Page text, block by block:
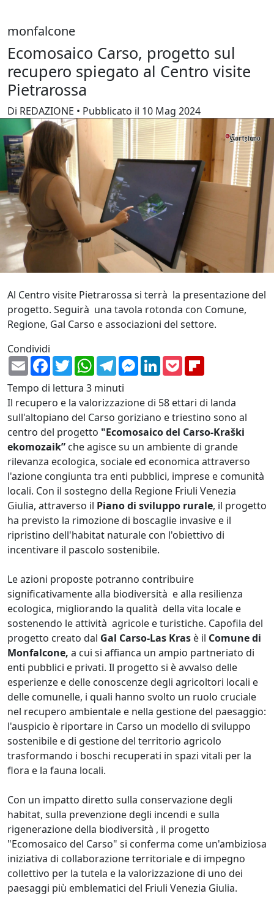
monfalcone
Ecomosaico Carso, progetto sul
recupero spiegato al Centro visite
Pietrarossa
Di REDAZIONE • Pubblicato il 10 Mag 2024
Al Centro visite Pietrarossa si terrà la presentazione del
progetto. Seguirà una tavola rotonda con Comune,
Regione, Gal Carso e associazioni del settore.
Condividi
EmailFacebook
TwitterWhatsApp
TelegramMessenger
LinkedIn
Pocket
Tempo di lettura 3 minuti
Il recupero e la valorizzazione di 58 ettari di landa
sull'altopiano del Carso goriziano e triestino sono al
centro del progetto "Ecomosaico del Carso-Kraški
ekomozaik” che agisce su un ambiente di grande
rilevanza ecologica, sociale ed economica attraverso
l'azione congiunta tra enti pubblici, imprese e comunità
locali. Con il sostegno della Regione Friuli Venezia
Giulia, attraverso il Piano di sviluppo rurale, il progetto
ha previsto la rimozione di boscaglie invasive e il
ripristino dell'habitat naturale con l'obiettivo di
incentivare il pascolo sostenibile.
Le azioni proposte potranno contribuire
significativamente alla biodiversità e alla resilienza
ecologica, migliorando la qualità della vita locale e
sostenendo le attività agricole e turistiche. Capofila del
progetto creato dal Gal Carso-Las Kras è il Comune di
Monfalcone, a cui si affianca un ampio partneriato di
enti pubblici e privati. Il progetto si è avvalso delle
esperienze e delle conoscenze degli agricoltori locali e
delle comunelle, i quali hanno svolto un ruolo cruciale
nel recupero ambientale e nella gestione del paesaggio:
l'auspicio è riportare in Carso un modello di sviluppo
sostenibile e di gestione del territorio agricolo
trasformando i boschi recuperati in spazi vitali per la
flora e la fauna locali.
Con un impatto diretto sulla conservazione degli
habitat, sulla prevenzione degli incendi e sulla
rigenerazione della biodiversità , il progetto
"Ecomosaico del Carso" si conferma come un'ambiziosa
iniziativa di collaborazione territoriale e di impegno
collettivo per la tutela e la valorizzazione di uno dei
paesaggi più emblematici del Friuli Venezia Giulia.